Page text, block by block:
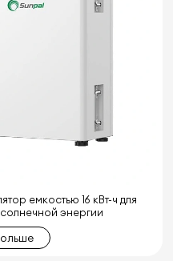
емкостью 16 кВт-ч для
энергии